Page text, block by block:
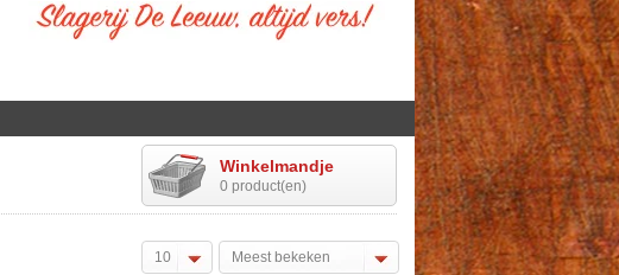
Winkelmandje
0 product(en)
10 Meest bekeken